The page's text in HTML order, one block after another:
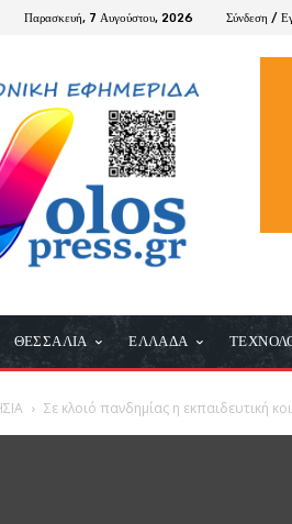
Παρασκευή, 7 Αυγούστου, 2026 Σύνδεση /
ΘΕΣΣΑΛΙΑ ΕΛΛΑΔΑ
Σε κλοιό πανδημίας η εκπαιδευτική